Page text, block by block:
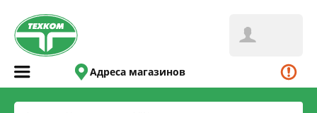
Адреса магазинов